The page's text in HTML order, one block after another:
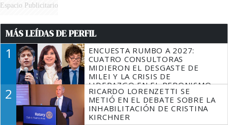
Espacio Publicitario
MÁS LEÍDAS DE PERFIL
1
ENCUESTA RUMBO A 2027:
CUATRO CONSULTORAS
MIDIERON EL DESGASTE DE
MILEI Y LA CRISIS DE
LIDERAZGO EN EL PERONISMO
2
RICARDO LORENZETTI SE
METIÓ EN EL DEBATE SOBRE LA
INHABILITACIÓN DE CRISTINA
KIRCHNER